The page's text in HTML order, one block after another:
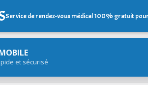
Service de rendez-vous médical 100% gratuit
et sécurisé